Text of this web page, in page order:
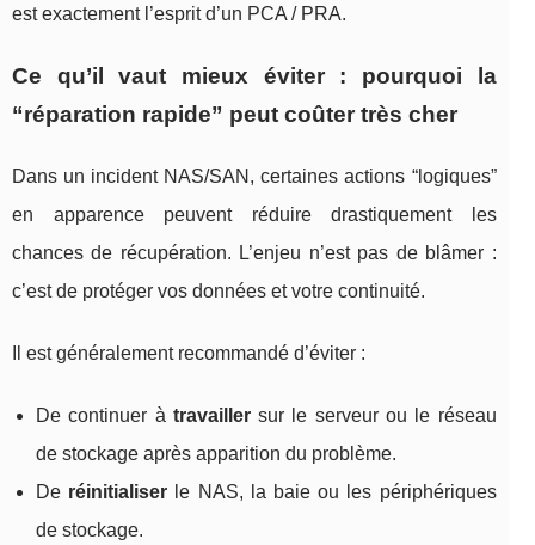
est exactement l’esprit d’un PCA / PRA.
Ce qu’il vaut mieux éviter : pourquoi la
“réparation rapide” peut coûter très cher
Dans un incident NAS/SAN, certaines actions “logiques”
en apparence peuvent réduire drastiquement les
chances de récupération. L’enjeu n’est pas de blâmer :
c’est de protéger vos données et votre continuité.
Il est généralement recommandé d’éviter :
De continuer à travaillersur le serveur ou le réseau
de stockage après apparition du problème.
De réinitialiser le NAS, la baie ou les périphériques
de stockage.